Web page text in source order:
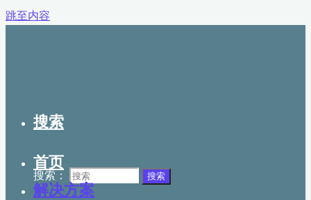
跳至内容
搜索
搜索： 搜索
首页
解决方案